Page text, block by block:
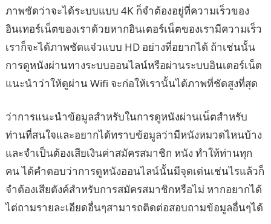
ภาพชัดว่าจะได้ระบบแบบ 4K ก็จำต้องอยู่ที่ความเร็วของ
อินเทอร์เน็ตของเราด้วยหากอินเตอร์เน็ตของเรามีความเร็ว
เราก็จะได้ภาพชัดแจ๋วแบบ HD อย่างที่อยากได้ ถ้าเช่นนั้น
การดูหนังผ่านทางระบบออนไลน์หรือผ่านระบบอินเตอร์เน็ต
แนะนำว่าให้ดูผ่าน Wifi จะก่อให้เรานั้นได้ภาพที่ชัดสูงที่สุด
ว่าการแนะนำข้อมูลสำหรับในการดูหนังผ่านเน็ตสำหรับ
ท่านที่สนใจและอยากได้ทราบข้อมูลว่ามีหนังหมวดไหนบ้าง
และจำเป็นต้องเสียเงินค่าสมัครสมาชิก หนัง ทำให้ท่านทุก
คน ได้คำตอบว่าการดูหนังออนไลน์นั้นมีจุดเด่นเช่นไรแล้วก็
จำต้องเสียตังค์สำหรับการสมัครสมาชิกหรือไม่ หากอยากได้
ไต่ถามรายละเอียดอื่นๆสามารถติดต่อสอบถามข้อมูลอื่นๆได้